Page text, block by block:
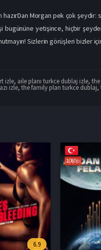
hazırDan Morgan pek çok
bugününe yetişince, hiçbir
Sizlerin görüşleri bizler
izle, aile planı turkce dublaj izle,
izle,the family plan turkce dublaj,
3.5
1080p